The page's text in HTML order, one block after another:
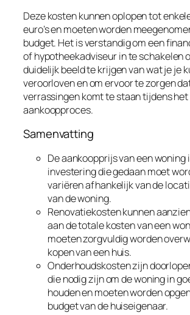
Deze kosten kunnen oplopen tot
euro’s en moeten worden
budget. Het is verstandig om een
of hypotheekadviseur in te schakelen
duidelijk beeld te krijgen van wat je je
veroorloven en om ervoor te zorgen
verrassingen komt te staan tijdens het
aankoopproces.
Samenvatting
De aankoopprijs van een woning
investering die gedaan moet
variëren afhankelijk van de
van de woning.
Renovatiekosten kunnen
aan de totale kosten van een
moeten zorgvuldig worden
kopen van een huis.
Onderhoudskosten zijn
die nodig zijn om de woning in
houden en moeten worden
budget van de huiseigenaar.